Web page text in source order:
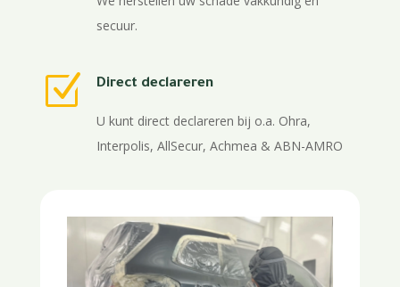
secuur.
Z Direct declareren
U kunt direct declareren bij o.a. Ohra,
Interpolis, AllSecur, Achmea & ABN-AMRO